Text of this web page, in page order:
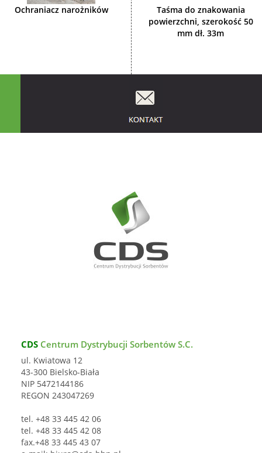
Ochraniacz narożników
Taśma do znakowania
powierzchni, szerokość 50
mm dł. 33m
CDS Centrum Dystrybucji Sorbentów S.C.
ul. Kwiatowa 12
43-300 Bielsko-Biała
NIP 5472144186
REGON 243047269
tel. +48 33 445 42 06
tel. +48 33 445 42 08
fax.+48 33 445 43 07